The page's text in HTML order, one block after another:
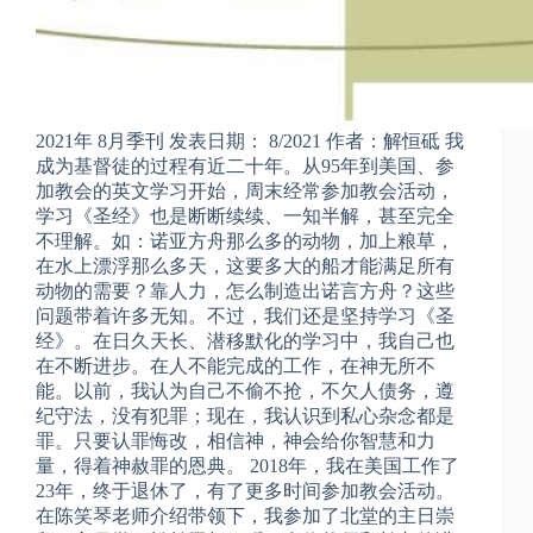
2021年 8月季刊 发表日期： 8/2021 作者：解恒砥 我
成为基督徒的过程有近二十年。从95年到美国、参
加教会的英文学习开始，周末经常参加教会活动，
学习《圣经》也是断断续续、一知半解，甚至完全
不理解。如：诺亚方舟那么多的动物，加上粮草，
在水上漂浮那么多天，这要多大的船才能满足所有
动物的需要？靠人力，怎么制造出诺言方舟？这些
问题带着许多无知。不过，我们还是坚持学习《圣
经》。在日久天长、潜移默化的学习中，我自己也
在不断进步。在人不能完成的工作，在神无所不
能。以前，我认为自己不偷不抢，不欠人债务，遵
纪守法，没有犯罪；现在，我认识到私心杂念都是
罪。只要认罪悔改，相信神，神会给你智慧和力
量，得着神赦罪的恩典。 2018年，我在美国工作了
23年，终于退休了，有了更多时间参加教会活动。
在陈笑琴老师介绍带领下，我参加了北堂的主日崇